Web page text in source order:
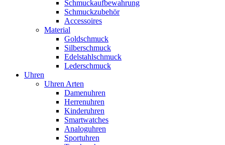
Schmuckaufbewahrung
Schmuckzubehör
Accessoires
Material
Goldschmuck
Silberschmuck
Edelstahlschmuck
Lederschmuck
Uhren
Uhren Arten
Damenuhren
Herrenuhren
Kinderuhren
Smartwatches
Analoguhren
Sportuhren